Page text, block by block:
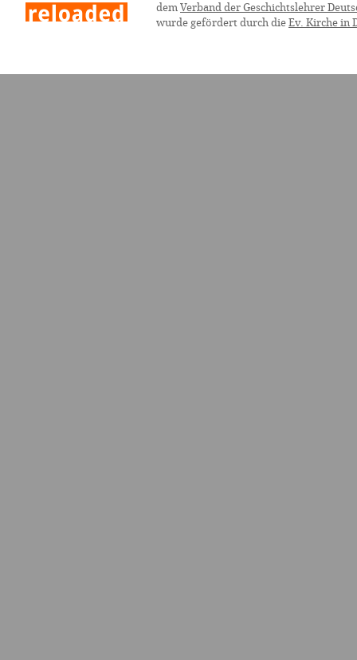
dem Verband der Geschichtslehrer
wurde gefördert durch die Ev. Kirche in